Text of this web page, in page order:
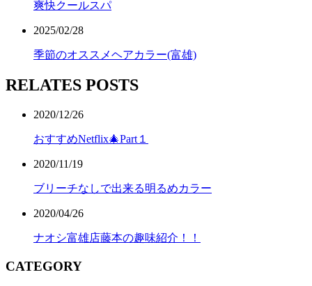
爽快クールスパ
2025/02/28
季節のオススメヘアカラー(富雄)
RELATES POSTS
2020/12/26
おすすめNetflix🎄Part１
2020/11/19
ブリーチなしで出来る明るめカラー
2020/04/26
ナオシ富雄店藤本の趣味紹介！！
CATEGORY